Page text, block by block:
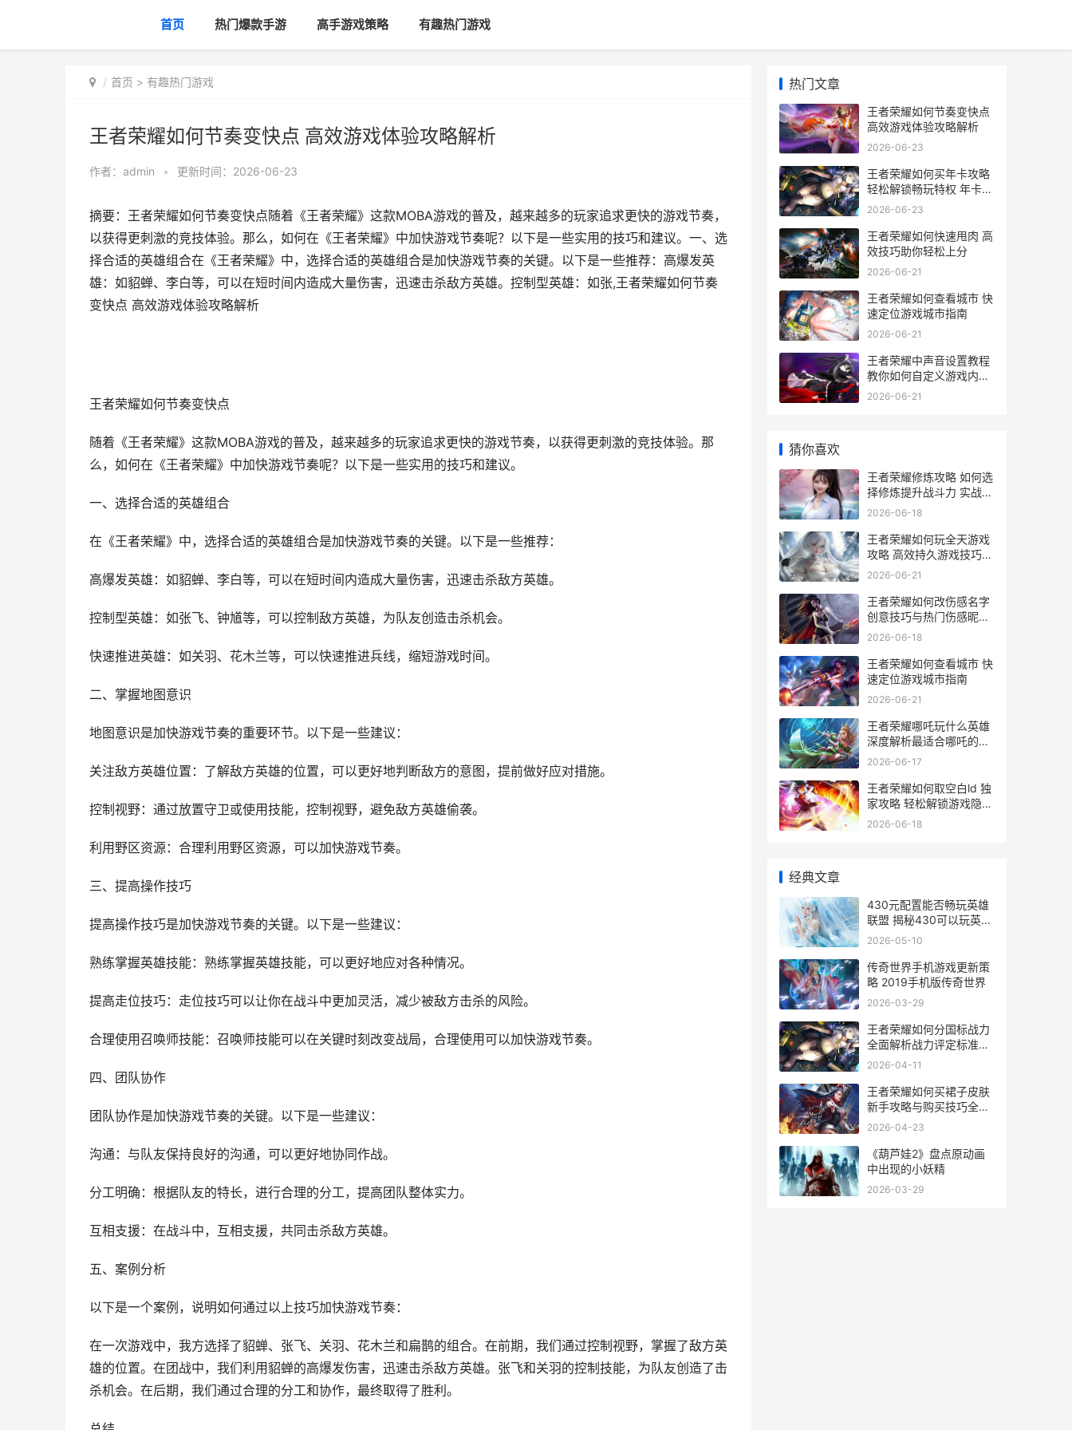
首页 热门爆款手游 高手游戏策略 有趣热门游戏
首页 > 有趣热门游戏
王者荣耀如何节奏变快点 高效游戏体验攻略解析
作者： admin • 更新时间：2026-06-23
摘要：王者荣耀如何节奏变快点随着《王者荣耀》这款MOBA游戏的普及，越来越多的玩家追求更快的游戏节奏，
以获得更刺激的竞技体验。那么，如何在《王者荣耀》中加快游戏节奏呢？以下是一些实用的技巧和建议。一、选
择合适的英雄组合在《王者荣耀》中，选择合适的英雄组合是加快游戏节奏的关键。以下是一些推荐：高爆发英
雄：如貂蝉、李白等，可以在短时间内造成大量伤害，迅速击杀敌方英雄。控制型英雄：如张,王者荣耀如何节奏
变快点 高效游戏体验攻略解析
王者荣耀如何节奏变快点
随着《王者荣耀》这款MOBA游戏的普及，越来越多的玩家追求更快的游戏节奏，以获得更刺激的竞技体验。那
么，如何在《王者荣耀》中加快游戏节奏呢？以下是一些实用的技巧和建议。
一、选择合适的英雄组合
在《王者荣耀》中，选择合适的英雄组合是加快游戏节奏的关键。以下是一些推荐：
高爆发英雄：如貂蝉、李白等，可以在短时间内造成大量伤害，迅速击杀敌方英雄。
控制型英雄：如张飞、钟馗等，可以控制敌方英雄，为队友创造击杀机会。
快速推进英雄：如关羽、花木兰等，可以快速推进兵线，缩短游戏时间。
二、掌握地图意识
地图意识是加快游戏节奏的重要环节。以下是一些建议：
关注敌方英雄位置：了解敌方英雄的位置，可以更好地判断敌方的意图，提前做好应对措施。
控制视野：通过放置守卫或使用技能，控制视野，避免敌方英雄偷袭。
利用野区资源：合理利用野区资源，可以加快游戏节奏。
三、提高操作技巧
提高操作技巧是加快游戏节奏的关键。以下是一些建议：
熟练掌握英雄技能：熟练掌握英雄技能，可以更好地应对各种情况。
提高走位技巧：走位技巧可以让你在战斗中更加灵活，减少被敌方击杀的风险。
合理使用召唤师技能：召唤师技能可以在关键时刻改变战局，合理使用可以加快游戏节奏。
四、团队协作
团队协作是加快游戏节奏的关键。以下是一些建议：
沟通：与队友保持良好的沟通，可以更好地协同作战。
分工明确：根据队友的特长，进行合理的分工，提高团队整体实力。
互相支援：在战斗中，互相支援，共同击杀敌方英雄。
五、案例分析
以下是一个案例，说明如何通过以上技巧加快游戏节奏：
在一次游戏中，我方选择了貂蝉、张飞、关羽、花木兰和扁鹊的组合。在前期，我们通过控制视野，掌握了敌方英
雄的位置。在团战中，我们利用貂蝉的高爆发伤害，迅速击杀敌方英雄。张飞和关羽的控制技能，为队友创造了击
杀机会。在后期，我们通过合理的分工和协作，最终取得了胜利。
热门文章
王者荣耀如何节奏变快点
高效游戏体验攻略解析
2026-06-23
王者荣耀如何买年卡攻略
轻松解锁畅玩特权 年卡购
买全解析
2026-06-23
王者荣耀如何快速甩肉 高
效技巧助你轻松上分
2026-06-21
王者荣耀如何查看城市 快
速定位游戏城市指南
2026-06-21
王者荣耀中声音设置教程
教你如何自定义游戏内音
效与提示音
2026-06-21
猜你喜欢
王者荣耀修炼攻略 如何选
择修炼提升战斗力 实战技
巧解析
2026-06-18
王者荣耀如何玩全天游戏
攻略 高效持久游戏技巧大
揭秘
2026-06-21
王者荣耀如何改伤感名字
创意技巧与热门伤感昵称
推荐
2026-06-18
王者荣耀如何查看城市 快
速定位游戏城市指南
2026-06-21
王者荣耀哪吒玩什么英雄
深度解析最适合哪吒的玩
法与英雄搭配
2026-06-17
王者荣耀如何取空白ld 独
家攻略 轻松解锁游戏隐藏
功能
2026-06-18
经典文章
430元配置能否畅玩英雄
联盟 揭秘430可以玩英雄
联盟吗的真相
2026-05-10
传奇世界手机游戏更新策
略 2019手机版传奇世界
2026-03-29
王者荣耀如何分国标战力
全面解析战力评定标准与
提升技巧
2026-04-11
王者荣耀如何买裙子皮肤
新手攻略与购买技巧全解
析
2026-04-23
《葫芦娃2》盘点原动画
中出现的小妖精
2026-03-29